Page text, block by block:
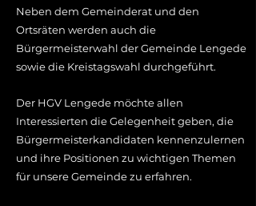
Neben dem Gemeinderat und den
Ortsräten werden auch die
Bürgermeisterwahl der Gemeinde Lengede
sowie die Kreistagswahl durchgeführt.
Der HGV Lengede möchte allen
Interessierten die Gelegenheit geben, die
Bürgermeisterkandidaten kennenzulernen
und ihre Positionen zu wichtigen Themen
für unsere Gemeinde zu erfahren.